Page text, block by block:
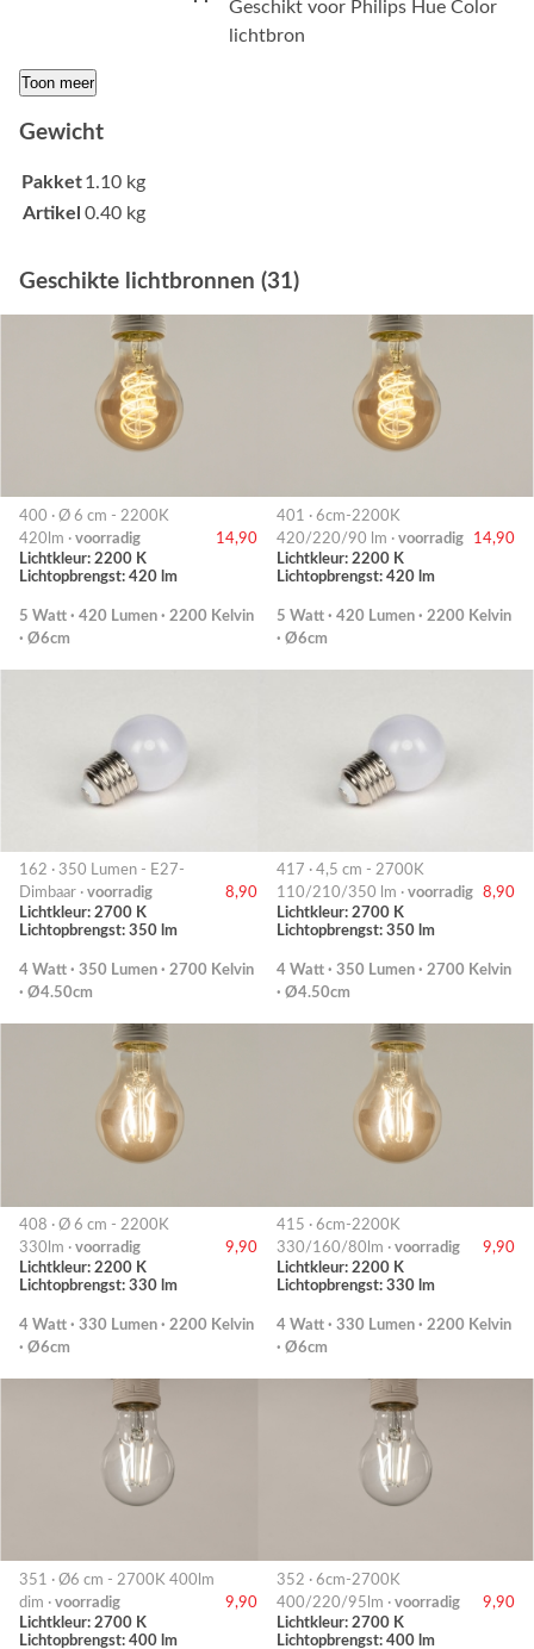
Geschikt voor Philips Hue Color
lichtbron
Toon meer
Gewicht
Pakket1.10 kg
Artikel 0.40 kg
Geschikte lichtbronnen (31)
400 · Ø 6 cm - 2200K
420lm · voorradig
14,90
Lichtkleur: 2200 K
Lichtopbrengst: 420 lm
5 Watt · 420 Lumen · 2200 Kelvin
· Ø6cm
401 · 6cm-2200K
420/220/90 lm · voorradig
14,90
Lichtkleur: 2200 K
Lichtopbrengst: 420 lm
5 Watt · 420 Lumen · 2200 Kelvin
· Ø6cm
162 · 350 Lumen - E27-
Dimbaar · voorradig
8,90
Lichtkleur: 2700 K
Lichtopbrengst: 350 lm
4 Watt · 350 Lumen · 2700 Kelvin
· Ø4.50cm
417 · 4,5 cm - 2700K
110/210/350 lm · voorradig
8,90
Lichtkleur: 2700 K
Lichtopbrengst: 350 lm
4 Watt · 350 Lumen · 2700 Kelvin
· Ø4.50cm
408 · Ø 6 cm - 2200K
330lm · voorradig
9,90
Lichtkleur: 2200 K
Lichtopbrengst: 330 lm
4 Watt · 330 Lumen · 2200 Kelvin
· Ø6cm
415 · 6cm-2200K
330/160/80lm · voorradig
9,90
Lichtkleur: 2200 K
Lichtopbrengst: 330 lm
4 Watt · 330 Lumen · 2200 Kelvin
· Ø6cm
351 · Ø6 cm - 2700K 400lm
dim · voorradig
9,90
Lichtkleur: 2700 K
Lichtopbrengst: 400 lm
352 · 6cm-2700K
400/220/95lm · voorradig
9,90
Lichtkleur: 2700 K
Lichtopbrengst: 400 lm